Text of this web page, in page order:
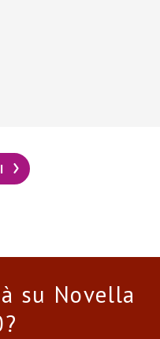
su Novella